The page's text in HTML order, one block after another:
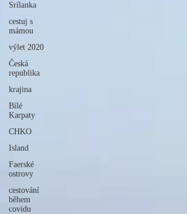
Srílanka
cestuj s
mámou
výlet 2020
Česká
republika
krajina
Bílé
Karpaty
CHKO
Island
Faerské
ostrovy
cestování
během
covidu